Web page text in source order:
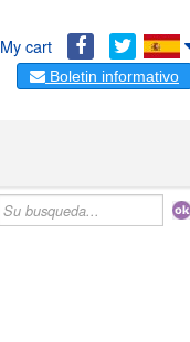
My cart
Boletin informativo